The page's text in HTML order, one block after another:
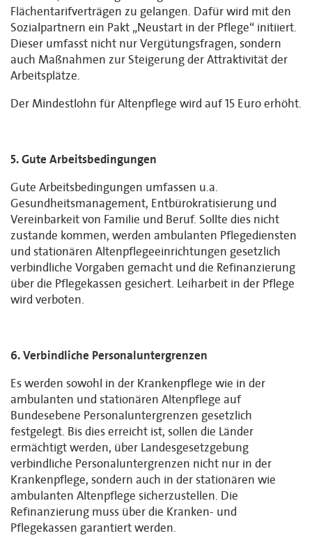
Flächentarifverträgen zu gelangen. Dafür wird mit den
Sozialpartnern ein Pakt „Neustart in der Pflege“ initiiert.
Dieser umfasst nicht nur Vergütungsfragen, sondern
auch Maßnahmen zur Steigerung der Attraktivität der
Arbeitsplätze.
Der Mindestlohn für Altenpflege wird auf 15 Euro erhöht.
5. Gute Arbeitsbedingungen
Gute Arbeitsbedingungen umfassen u.a.
Gesundheitsmanagement, Entbürokratisierung und
Vereinbarkeit von Familie und Beruf. Sollte dies nicht
zustande kommen, werden ambulanten Pflegediensten
und stationären Altenpflegeeinrichtungen gesetzlich
verbindliche Vorgaben gemacht und die Refinanzierung
über die Pflegekassen gesichert. Leiharbeit in der Pflege
wird verboten.
6. Verbindliche Personaluntergrenzen
Es werden sowohl in der Krankenpflege wie in der
ambulanten und stationären Altenpflege auf
Bundesebene Personaluntergrenzen gesetzlich
festgelegt. Bis dies erreicht ist, sollen die Länder
ermächtigt werden, über Landesgesetzgebung
verbindliche Personaluntergrenzen nicht nur in der
Krankenpflege, sondern auch in der stationären wie
ambulanten Altenpflege sicherzustellen. Die
Refinanzierung muss über die Kranken- und
Pflegekassen garantiert werden.